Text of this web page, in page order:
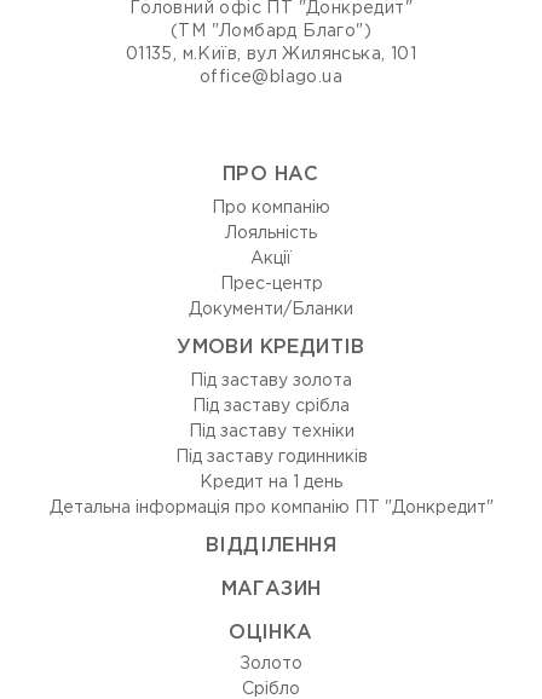
Головний офіс ПТ "Донкредит"
(ТМ "Ломбард Благо")
01135, м.Київ, вул Жилянська, 101
office@blago.ua
ПРО НАС
Про компанію
Лояльність
Акції
Прес-центр
Документи/Бланки
УМОВИ КРЕДИТІВ
Під заставу золота
Під заставу срібла
Під заставу техніки
Під заставу годинників
Кредит на 1 день
Детальна інформація про компанію ПТ "Донкредит"
ВIДДIЛЕННЯ
МАГАЗИН
ОЦIНКА
Золото
Срiбло